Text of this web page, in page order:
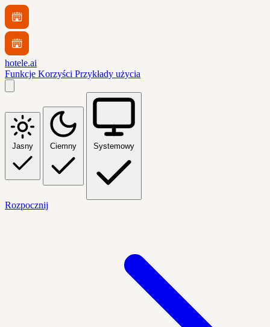
hotele.ai
Funkcje Korzyści Przykłady użycia
Jasny Ciemny Systemowy
Rozpocznij